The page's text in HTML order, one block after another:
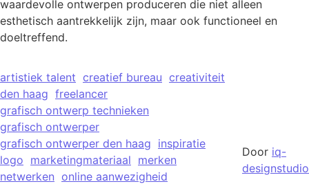
waardevolle ontwerpen produceren die niet alleen
esthetisch aantrekkelijk zijn, maar ook functioneel en
doeltreffend.
artistiek talent creatief bureau creativiteit
den haag freelancer
grafisch ontwerp technieken
grafisch ontwerper
grafisch ontwerper den haag inspiratie
logo marketingmateriaal merken
netwerken online aanwezigheid
Door iq-
designstudio